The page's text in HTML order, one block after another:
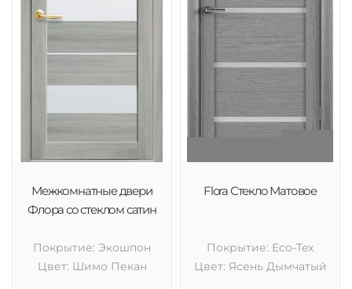
Межкомнатные двери
Флора со стеклом сатин
Покрытие: Экошпон
Цвет: Шимо Пекан
Flora Стекло Матовое
Покрытие: Eco-Tex
Цвет: Ясень Дымчатый